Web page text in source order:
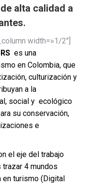
alta calidad a
width=»1/2″]
es una
en Colombia, que
culturización y
a la
social y ecológico
su conservación,
e
el eje del trabajo
trazar 4 mundos
en turismo (Digital